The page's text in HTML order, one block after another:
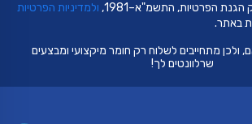
הפרטיות, התשמ"א–1981,
ולמדיניות הפרטיות
באתר.
ולכן מתחייבים לשלוח רק חומר מיקצועי ומבצעים
שרלוונטים לך!